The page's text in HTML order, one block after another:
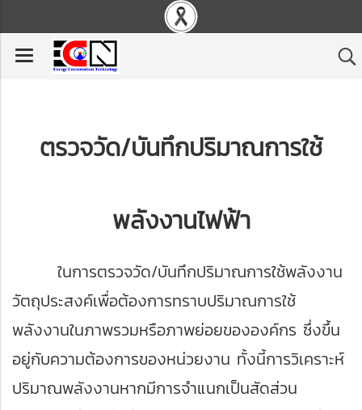
ตรวจวัด/บันทึกปริมาณการใช้
พลังงานไฟฟ้า
ในการตรวจวัด/บันทึกปริมาณการใช้พลังงาน
วัตถุประสงค์เพื่อต้องการทราบปริมาณการใช้
พลังงานในภาพรวมหรือภาพย่อยขององค์กร ซึ่งขึ้น
อยู่กับความต้องการของหน่วยงาน ทั้งนี้การวิเคราะห์
ปริมาณพลังงานหากมีการจำแนกเป็นสัดส่วน